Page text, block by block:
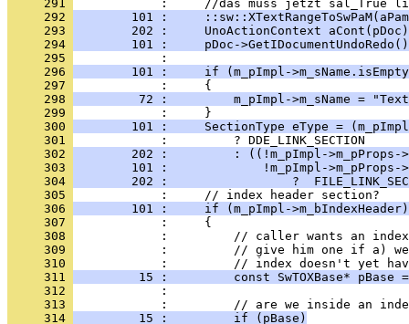
     291
     292
101 :
     293
202 :     UnoActionContext
     294
101 :     pDoc-
     295
     296
101 :     if (m_pImpl-
     297
     298
72 :         m_pImpl->m_sName =
     299
     300
101 :     SectionType eType =
     301
     302
202 :         : ((!m_pImpl->m_pProps-
     303
101 :             !m_pImpl->m_pProps-
     304
202 :                 ?
     305
     306
        101 :     if (m_pImpl->m_bIndexHeader)
     307
     308
     309
     310
     311
15 :         const SwTOXBase* pBase
     312
     313
     314
         15 :         if (pBase)